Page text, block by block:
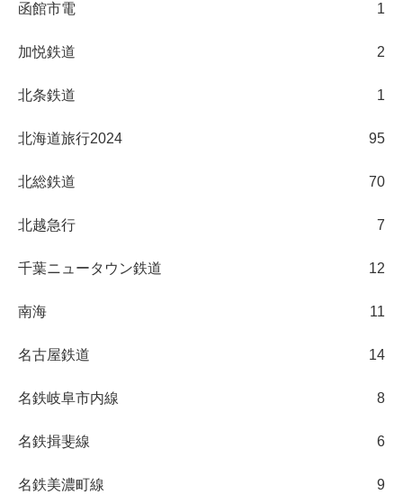
函館市電 1
加悦鉄道 2
北条鉄道 1
北海道旅行2024 95
北総鉄道 70
北越急行 7
千葉ニュータウン鉄道 12
南海 11
名古屋鉄道 14
名鉄岐阜市内線 8
名鉄揖斐線 6
名鉄美濃町線 9